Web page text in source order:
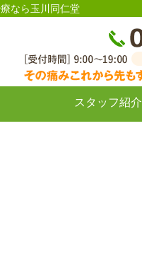
なら玉川同仁堂
スタッフ紹介